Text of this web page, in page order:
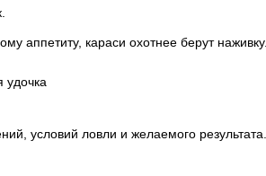
аппетиту, караси охотнее берут наживку.
удочка
условий ловли и желаемого результата.